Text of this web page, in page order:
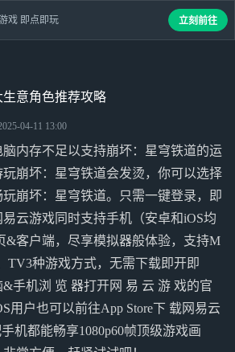
意角色推荐攻略
04-11 13:00
内存不足以支持崩坏：星穹铁道的运
崩坏：星穹铁道会发烫，你可以选择
崩坏：星穹铁道。只需一键登录，即
云游戏同时支持手机（安卓和iOS均
&客户端，尽享模拟器般体验，支持M
TV3种游戏方式，无需下载即开即
手机浏 览 器打开网 易 云 游 戏的官
用户也可以前往App Store下 载网易云
机都能畅享1080p60帧顶级游戏画
戏 即点即玩 立刻前往